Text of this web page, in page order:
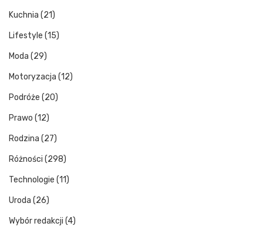
Kuchnia (21)
Lifestyle (15)
Moda (29)
Motoryzacja (12)
Podróże (20)
Prawo (12)
Rodzina (27)
Różności (298)
Technologie (11)
Uroda (26)
Wybór redakcji (4)